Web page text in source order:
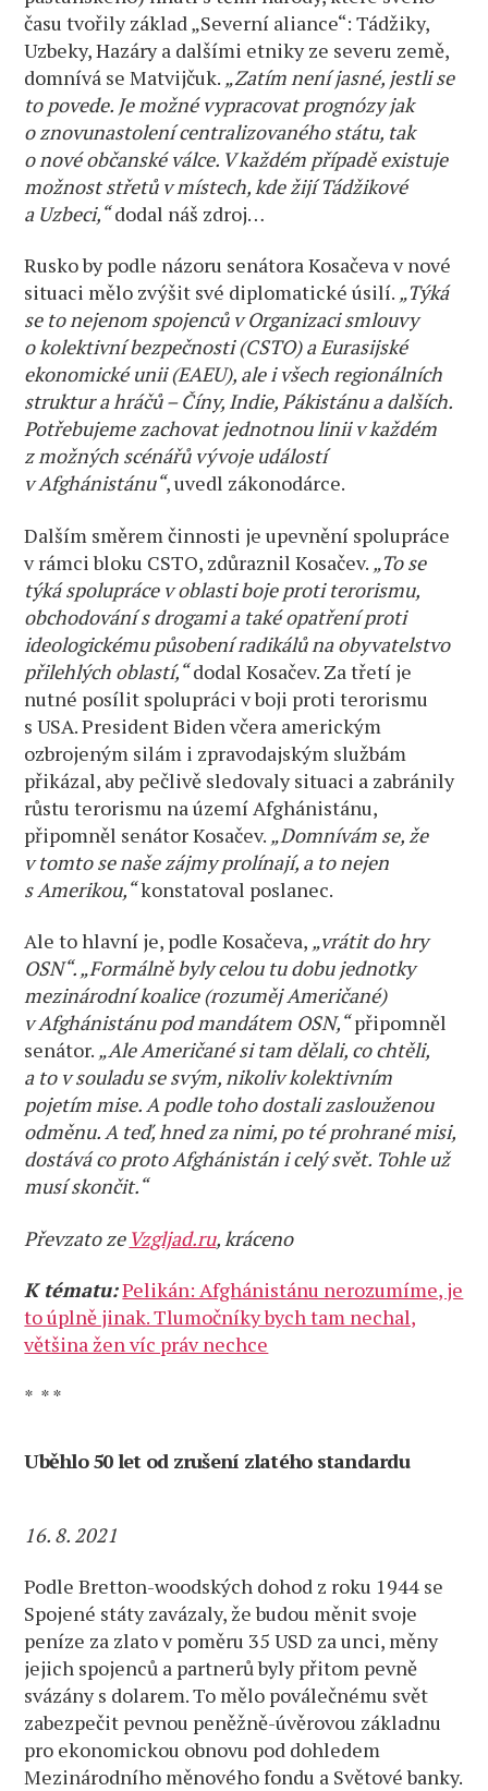
času tvořily základ „Severní aliance“: Tádžiky,
Uzbeky, Hazáry a dalšími etniky ze severu země,
domnívá se Matvijčuk. „Zatím není jasné, jestli se
to povede. Je možné vypracovat prognózy jak
o znovunastolení centralizovaného státu, tak
o nové občanské válce. V každém případě existuje
možnost střetů v místech, kde žijí Tádžikové
a Uzbeci,“dodal náš zdroj…
Rusko by podle názoru senátora Kosačeva v nové
situaci mělo zvýšit své diplomatické úsilí. „Týká
se to nejenom spojenců v Organizaci smlouvy
o kolektivní bezpečnosti (CSTO) a Eurasijské
ekonomické unii (EAEU), ale i všech regionálních
struktur a hráčů – Číny, Indie, Pákistánu a dalších.
Potřebujeme zachovat jednotnou linii v každém
z možných scénářů vývoje událostí
v Afghánistánu“, uvedl zákonodárce.
Dalším směrem činnosti je upevnění spolupráce
v rámci bloku CSTO, zdůraznil Kosačev. „To se
týká spolupráce v oblasti boje proti terorismu,
obchodování s drogami a také opatření proti
ideologickému působení radikálů na obyvatelstvo
přilehlých oblastí,“dodal Kosačev. Za třetí je
nutné posílit spolupráci v boji proti terorismu
s USA. President Biden včera americkým
ozbrojeným silám i zpravodajským službám
přikázal, aby pečlivě sledovaly situaci a zabránily
růstu terorismu na území Afghánistánu,
připomněl senátor Kosačev. „Domnívám se, že
v tomto se naše zájmy prolínají, a to nejen
s Amerikou,“konstatoval poslanec.
Ale to hlavní je, podle Kosačeva, „vrátit do hry
OSN“. „Formálně byly celou tu dobu jednotky
mezinárodní koalice (rozuměj Američané)
v Afghánistánu pod mandátem OSN,“připomněl
senátor. „Ale Američané si tam dělali, co chtěli,
a to v souladu se svým, nikoliv kolektivním
pojetím mise. A podle toho dostali zaslouženou
odměnu. A teď, hned za nimi, po té prohrané misi,
dostává co proto Afghánistán i celý svět. Tohle už
musí skončit.“
Převzato ze Vzgljad.ru, kráceno
K tématu:Pelikán: Afghánistánu nerozumíme, je
to úplně jinak. Tlumočníky bych tam nechal,
většina žen víc práv nechce
* * *
Uběhlo 50 let od zrušení zlatého standardu
16. 8. 2021
Podle Bretton-woodských dohod z roku 1944 se
Spojené státy zavázaly, že budou měnit svoje
peníze za zlato v poměru 35 USD za unci, měny
jejich spojenců a partnerů byly přitom pevně
svázány s dolarem. To mělo poválečnému svět
zabezpečit pevnou peněžně-úvěrovou základnu
pro ekonomickou obnovu pod dohledem
Mezinárodního měnového fondu a Světové banky.